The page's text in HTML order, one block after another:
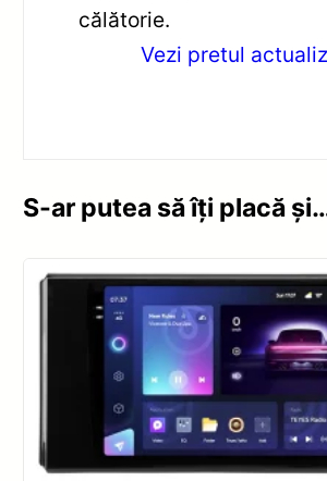
călătorie.
Vezi pretul
S-ar putea să îți placă